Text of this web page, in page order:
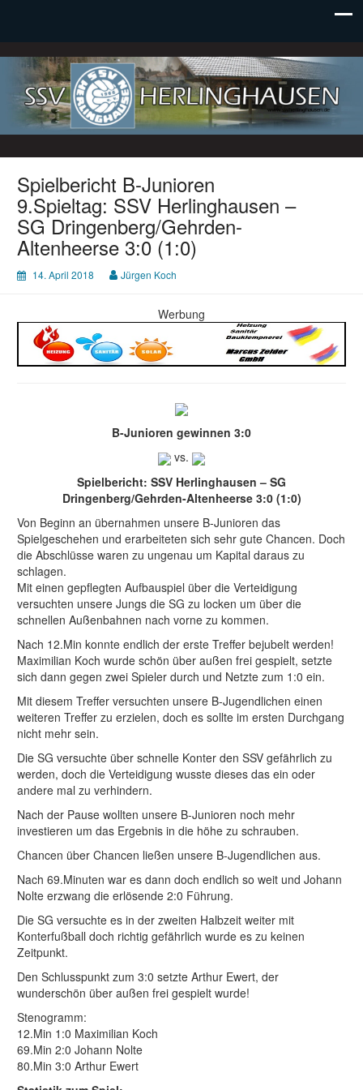
SSV Herlinghausen e. V.
Spielbericht B-Junioren
9.Spieltag: SSV Herlinghausen –
SG Dringenberg/Gehrden-
Altenheerse 3:0 (1:0)
14. April 2018 Jürgen Koch
Werbung
B-Junioren gewinnen 3:0
vs.
Spielbericht: SSV Herlinghausen – SG
Dringenberg/Gehrden-Altenheerse 3:0 (1:0)
Von Beginn an übernahmen unsere B-Junioren das
Spielgeschehen und erarbeiteten sich sehr gute Chancen. Doch
die Abschlüsse waren zu ungenau um Kapital daraus zu
schlagen.
Mit einen gepflegten Aufbauspiel über die Verteidigung
versuchten unsere Jungs die SG zu locken um über die
schnellen Außenbahnen nach vorne zu kommen.
Nach 12.Min konnte endlich der erste Treffer bejubelt werden!
Maximilian Koch wurde schön über außen frei gespielt, setzte
sich dann gegen zwei Spieler durch und Netzte zum 1:0 ein.
Mit diesem Treffer versuchten unsere B-Jugendlichen einen
weiteren Treffer zu erzielen, doch es sollte im ersten Durchgang
nicht mehr sein.
Die SG versuchte über schnelle Konter den SSV gefährlich zu
werden, doch die Verteidigung wusste dieses das ein oder
andere mal zu verhindern.
Nach der Pause wollten unsere B-Junioren noch mehr
investieren um das Ergebnis in die höhe zu schrauben.
Chancen über Chancen ließen unsere B-Jugendlichen aus.
Nach 69.Minuten war es dann doch endlich so weit und Johann
Nolte erzwang die erlösende 2:0 Führung.
Die SG versuchte es in der zweiten Halbzeit weiter mit
Konterfußball doch richtig gefährlich wurde es zu keinen
Zeitpunkt.
Den Schlusspunkt zum 3:0 setzte Arthur Ewert, der
wunderschön über außen frei gespielt wurde!
Stenogramm:
12.Min 1:0 Maximilian Koch
69.Min 2:0 Johann Nolte
80.Min 3:0 Arthur Ewert